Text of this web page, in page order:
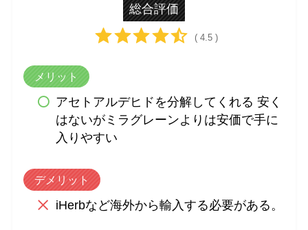
総合評価
( 4.5 )
メリット
アセトアルデヒドを分解してくれる 安く
はないがミラグレーンよりは安価で手に
入りやすい
デメリット
iHerbなど海外から輸入する必要がある。